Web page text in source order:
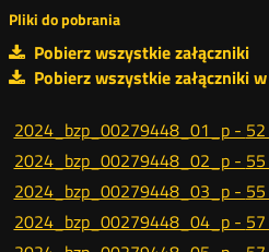
Pliki do pobrania
Pobierz wszystkie załączniki
Pobierz wszystkie załączniki
2024_bzp_00279448_01_p -
2024_bzp_00279448_02_p -
2024_bzp_00279448_03_p -
2024_bzp_00279448_04_p -